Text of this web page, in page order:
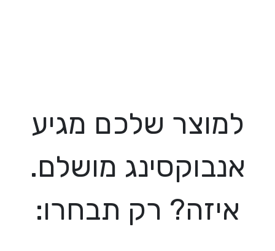
למוצר שלכם מגיע
אנבוקסינג מושלם.
איזה? רק תבחרו: